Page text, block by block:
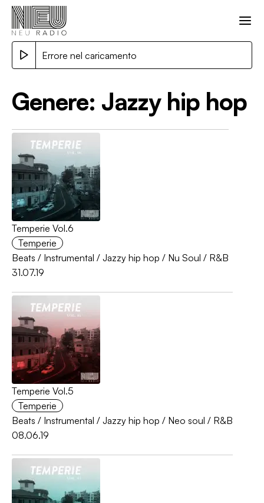
Errore nel caricamento
Genere: Jazzy hip hop
Temperie Vol.6
Temperie
Beats / Instrumental / Jazzy hip hop / Nu Soul / R&B
31.07.19
Temperie Vol.5
Temperie
Beats / Instrumental / Jazzy hip hop / Neo soul / R&B
08.06.19